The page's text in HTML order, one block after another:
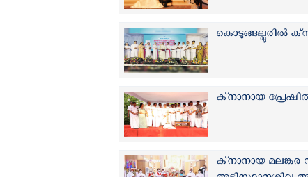
കൊടുങ്ങല്ലൂരിൽ
ക്‌നാനായ
ക്‌നാനായ മലങ്കര